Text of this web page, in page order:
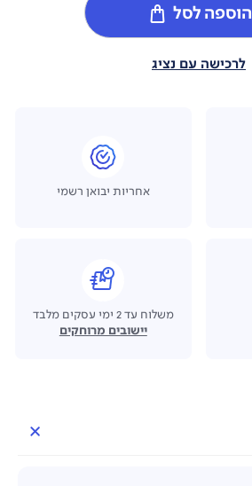
הוספה לסל
לרכישה עם נציג
אחריות יבואן רשמי
משלוח עד 2 ימי עסקים מלבד
יישובים מרוחקים